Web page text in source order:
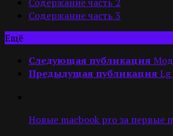
Содержание часть 3
Ещё
Следующая публикация
Предыдущая публикация
Новые macbook pro за первые